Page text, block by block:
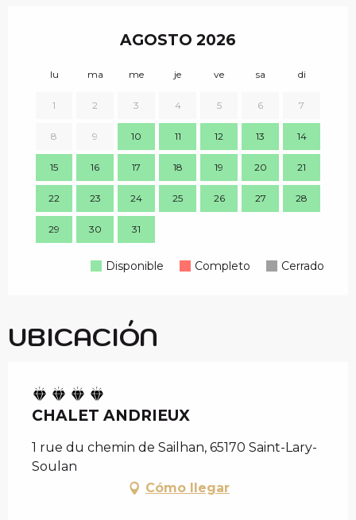
AGOSTO 2026
lu ma me je ve sa di
1 2 3 4 5 6 7
8 9 10 11 12 13 14
15 16 17 18 19 20 21
22 23 24 25 26 27 28
29 30 31
Disponible Completo Cerrado
UBICACIÓN
CHALET ANDRIEUX
1 rue du chemin de Sailhan, 65170 Saint-Lary-
Soulan
Cómo llegar